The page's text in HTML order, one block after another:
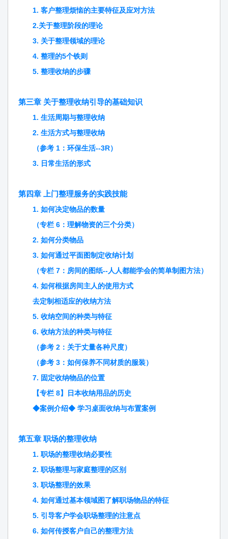
1. 客户整理烦恼的主要特征及应对方法
2.关于整理阶段的理论
3. 关于整理领域的理论
4. 整理的5个铁则
5. 整理收纳的步骤
第三章 关于整理收纳引导的基础知识
1. 生活周期与整理收纳
2. 生活方式与整理收纳
（参考 1：环保生活--3R）
3. 日常生活的形式
第四章 上门整理服务的实践技能
1. 如何决定物品的数量
（专栏 6：理解物资的三个分类）
2. 如何分类物品
3. 如何通过平面图制定收纳计划
（专栏 7：房间的图纸--人人都能学会的简单制图方法）
4. 如何根据房间主人的使用方式
去定制相适应的收纳方法
5. 收纳空间的种类与特征
6. 收纳方法的种类与特征
（参考 2：关于丈量各种尺度）
（参考 3：如何保养不同材质的服装）
7. 固定收纳物品的位置
【专栏 8】日本收纳用品的历史
◆案例介绍◆ 学习桌面收纳与布置案例
第五章 职场的整理收纳
1. 职场的整理收纳必要性
2. 职场整理与家庭整理的区别
3. 职场整理的效果
4. 如何通过基本领域图了解职场物品的特征
5. 引导客户学会职场整理的注意点
6. 如何传授客户自己的整理方法